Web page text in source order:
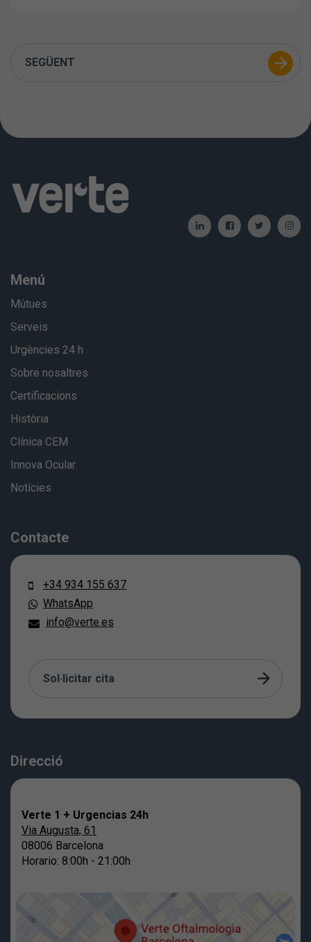
SEGÜENT
Menú
Mútues
Serveis
Urgències 24 h
Sobre nosaltres
Certificacions
Història
Clínica CEM
Innova Ocular
Notícies
Contacte
+34 934 155 637
WhatsApp
info@verte.es
Sol·licitar cita
Direcció
Verte 1 + Urgencias 24h
Via Augusta, 61
08006 Barcelona
Horario: 8:00h - 21:00h